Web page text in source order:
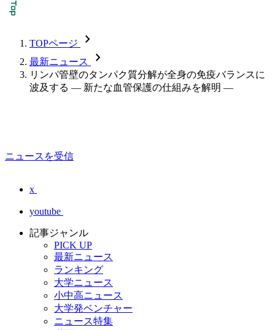
TOPページ chevron_forward
最新ニュース chevron_forward
リンパ管壁のタンパク質分解が全身の免疫バランスに
波及する — 新たな血管保護の仕組みを解明 —
ニュースを受信
x
youtube
記事ジャンル
PICK UP
最新ニュース
ランキング
大学ニュース
小中高ニュース
大学発ベンチャー
ニュース特集